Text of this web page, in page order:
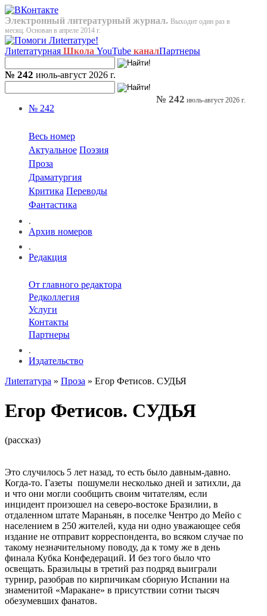
Электронный литературный журнал. Выходит один раз в
месяц. Основан в апреле 2014 г.
Лиterraтурная Школа YouTube каналПартнеры
№ 242 июль-август 2026 г.
№ 242
Весь номер
Актуальное Поэзия
Проза
Драматургия
Критика Переводы
Фантастика
.
Архив номеров
.
Редакция
От главного редактора
Редколлегия
Услуги
Контакты
Партнеры
.
Издательство
№ 242 июль-август 2026 г.
Лиterraтура » Проза » Егор Фетисов. СУДЬЯ
Егор Фетисов. СУДЬЯ
(рассказ)
Это случилось 5 лет назад, то есть было давным-давно.
Когда-то. Газеты пошумели несколько дней и затихли, да
и что они могли сообщить своим читателям, если
инцидент произошел на северо-востоке Бразилии, в
отдаленном штате Мараньян, в поселке Чентро до Мейо с
населением в 250 жителей, куда ни одно уважающее себя
издание не отправит корреспондента, во всяком случае по
такому незначительному поводу, да к тому же в день
финала Кубка Конфедераций. И без того было что
освещать. Бразильцы в третий раз подряд выиграли
турнир, разобрав по кирпичикам сборную Испании на
знаменитой «Маракане» в присутствии сотни тысяч
обезумевших фанатов.